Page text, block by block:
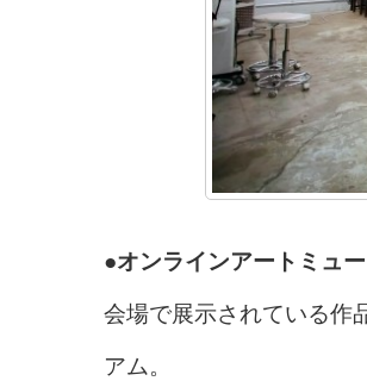
●オンラインアートミュ
会場で展示されている作
アム。